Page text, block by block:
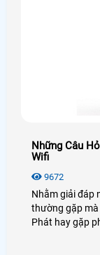
Những Câu
Wifi
9672
Nhằm giải đáp
thường gặp mà
Phát hay gặp